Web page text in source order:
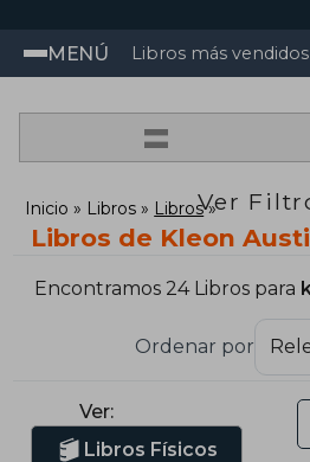
MENÚ Libros más vendidos
=
Ver
Inicio Libros Libros
Libros de Kleon
Encontramos 24 Libros para
Ordenar por
Ver:
Libros Físicos